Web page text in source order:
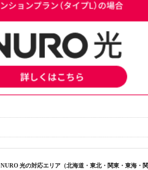
NURO 光の対応エリア（北海道・東北・関東・東海・